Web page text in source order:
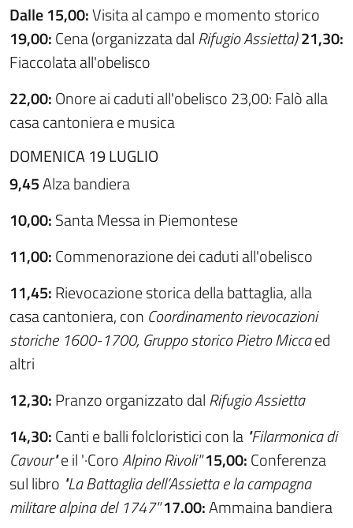
Dalle15,00:Visita al campo e momento storico
19,00:Cena (organizzata dalRifugio Assietta)21,30:
Fiaccolata all'obelisco
22,00:Onore ai caduti all'obelisco 23,00: Falò alla
casa cantoniera e musica
DOMENICA 19 LUGLIO
9,45Alza bandiera
10,00:Santa Messa in Piemontese
11,00:Commenorazione dei caduti all'obelisco
11,45:Rievocazione storica della battaglia, alla
casa cantoniera, con Coordinamentorievocazioni
storiche 1600-1700, Gruppo storico Pietro Miccaed
altri
12,30:Pranzo organizzato dalRifugio Assietta
14,30:Canti e balli folcloristici con la "Filarmonica di
Cavour"e il '·CoroAlpino Rivoli''15,00:Conferenza
sul libro "La Battaglia dell’Assiettaela campagna
militare alpina del 1747''17.00:Ammaina bandiera